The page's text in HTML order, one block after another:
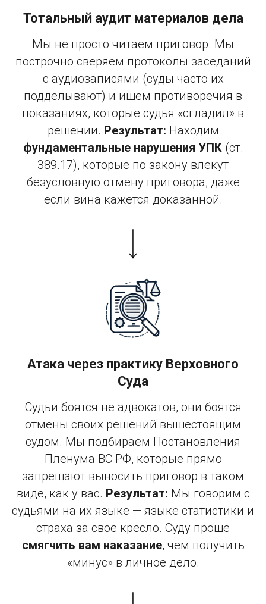
Тотальный аудит материалов дела
Мы не просто читаем приговор. Мы
построчно сверяем протоколы заседаний
с аудиозаписями (суды часто их
подделывают) и ищем противоречия в
показаниях, которые судья «сгладил» в
решении. Результат: Находим
фундаментальные нарушения УПК(ст.
389.17), которые по закону влекут
безусловную отмену приговора, даже
если вина кажется доказанной.
Атака через практику Верховного
Суда
Судьи боятся не адвокатов, они боятся
отмены своих решений вышестоящим
судом. Мы подбираем Постановления
Пленума ВС РФ, которые прямо
запрещают выносить приговор в таком
виде, как у вас. Результат: Мы говорим с
судьями на их языке — языке статистики и
страха за свое кресло. Суду проще
смягчить вам наказание, чем получить
«минус» в личное дело.